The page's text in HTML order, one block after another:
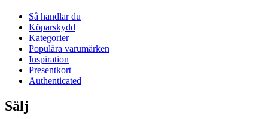
Så handlar du
Köparskydd
Kategorier
Populära varumärken
Inspiration
Presentkort
Authenticated
Sälj